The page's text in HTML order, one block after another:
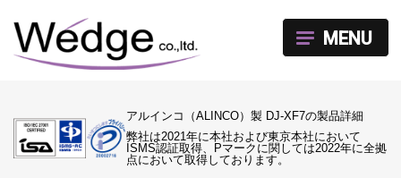
アルインコ（ALINCO）製 DJ-XF7の製品詳細
弊社は2021年に本社および東京本社において
ISMS認証取得、Pマークに関しては2022年に全拠
点において取得しております。
MENU